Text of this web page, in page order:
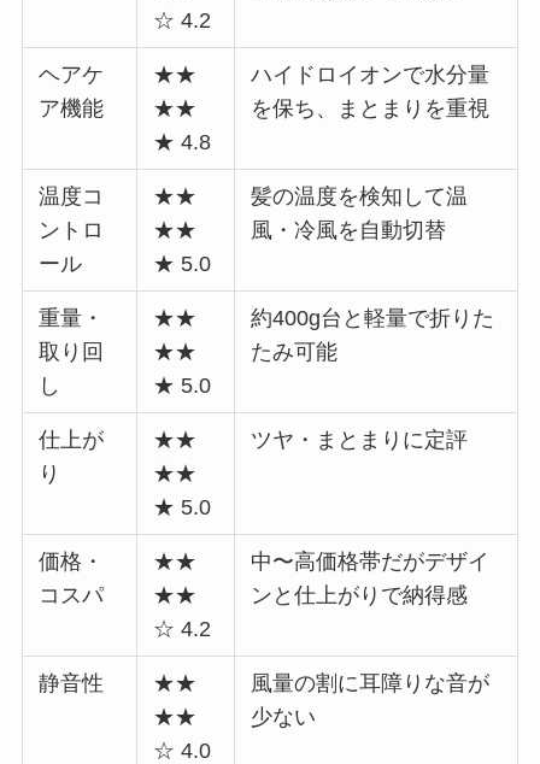
☆ 4.2
ヘアケ
ア機能
★★
★★
★ 4.8
ハイドロイオンで水分量
を保ち、まとまりを重視
温度コ
ントロ
ール
★★
★★
★ 5.0
髪の温度を検知して温
風・冷風を自動切替
重量・
取り回
し
★★
★★
★ 5.0
約400g台と軽量で折りた
たみ可能
仕上が
り
★★
★★
★ 5.0
ツヤ・まとまりに定評
価格・
コスパ
★★
★★
☆ 4.2
中〜高価格帯だがデザイ
ンと仕上がりで納得感
静音性
★★
★★
☆ 4.0
風量の割に耳障りな音が
少ない